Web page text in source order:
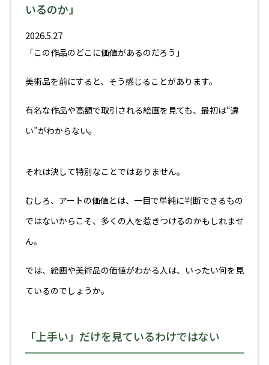
いるのか」
2026.5.27
「この作品のどこに価値があるのだろう」
美術品を前にすると、そう感じることがあります。
有名な作品や高額で取引される絵画を見ても、最初は“違
い”がわからない。
それは決して特別なことではありません。
むしろ、アートの価値とは、一目で単純に判断できるもの
ではないからこそ、多くの人を惹きつけるのかもしれませ
ん。
では、絵画や美術品の価値がわかる人は、いったい何を見
ているのでしょうか。
「上手い」だけを見ているわけではない